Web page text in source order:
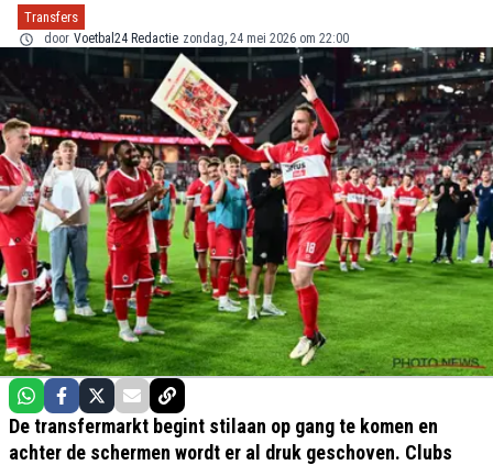
Transfers
door Voetbal24 Redactie zondag, 24 mei 2026 om 22:00
De transfermarkt begint stilaan op gang te komen en
achter de schermen wordt er al druk geschoven. Clubs